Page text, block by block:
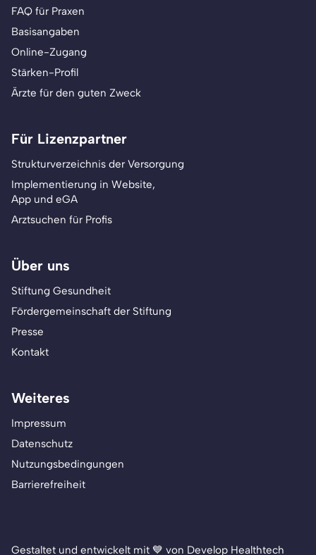
FAQ für Praxen
Basisangaben
Online-Zugang
Stärken-Profil
Ärzte für den guten Zweck
Für Lizenzpartner
Strukturverzeichnis der Versorgung
Implementierung in Website,
App und eGA
Arztsuchen für Profis
Über uns
Stiftung Gesundheit
Fördergemeinschaft der Stiftung
Presse
Kontakt
Weiteres
Impressum
Datenschutz
Nutzungsbedingungen
Barrierefreiheit
Gestaltet und entwickelt mit 💙 von Develop Healthtech